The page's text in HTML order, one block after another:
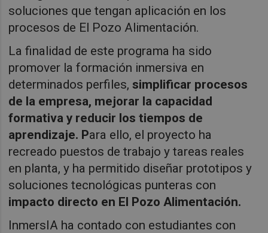
soluciones que tengan aplicación en los
procesos de El Pozo Alimentación.
La finalidad de este programa ha sido
promover la formación inmersiva en
determinados perfiles,simplificar procesos
de la empresa, mejorar la capacidad
formativa y reducir los tiempos de
aprendizaje. Para ello, el proyecto ha
recreado puestos de trabajo y tareas reales
en planta, y ha permitido diseñar prototipos y
soluciones tecnológicas punteras con
impacto directo en El Pozo Alimentación.
InmersIA ha contado con estudiantes con